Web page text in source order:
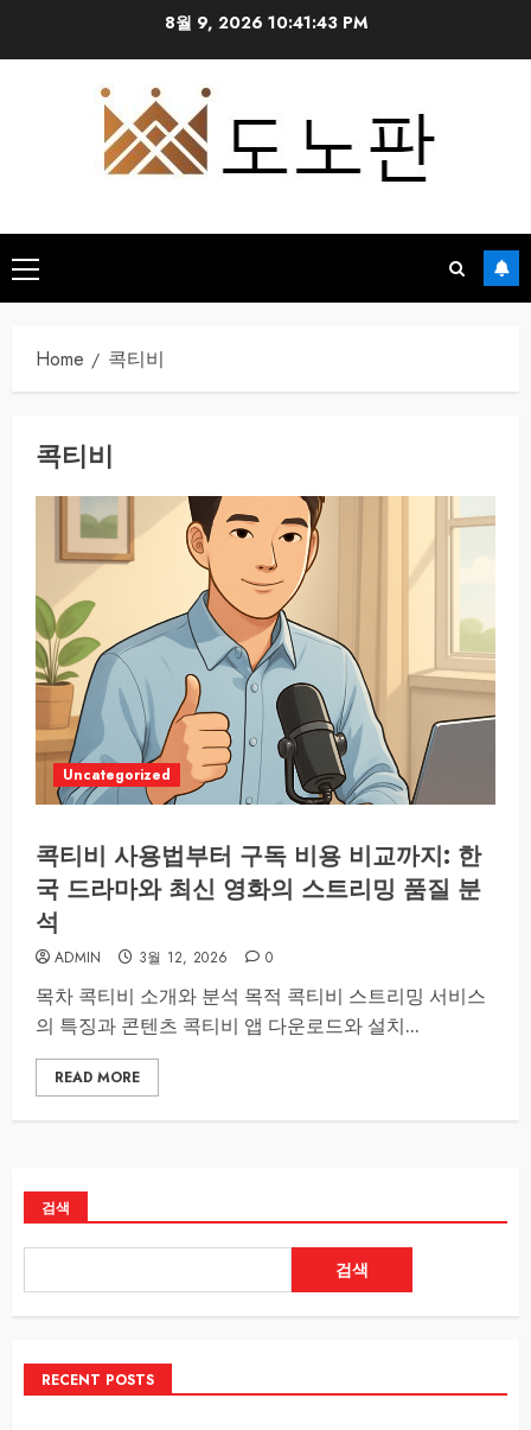
8월 9, 2026 10:41:43 PM
Primary
Menu
Home 콕티비
콕티비
Uncategorized
콕티비 사용법부터 구독 비용 비교까지: 한
국 드라마와 최신 영화의 스트리밍 품질 분
석
ADMIN 3월 12, 2026 0
목차 콕티비 소개와 분석 목적 콕티비 스트리밍 서비스
의 특징과 콘텐츠 콕티비 앱 다운로드와 설치...
READ MORE
검색
검색
RECENT POSTS